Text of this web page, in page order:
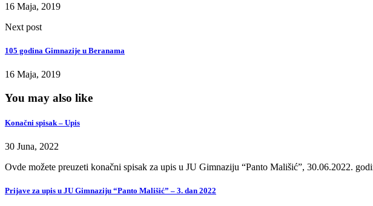
16 Maja, 2019
Next post
105 godina Gimnazije u Beranama
16 Maja, 2019
You may also like
Konačni spisak – Upis
30 Juna, 2022
Ovde možete preuzeti konačni spisak za upis u JU Gimnaziju “Panto Mališić”, 30.06.2022.
Prijave za upis u JU Gimnaziju “Panto Mališić” – 3. dan 2022